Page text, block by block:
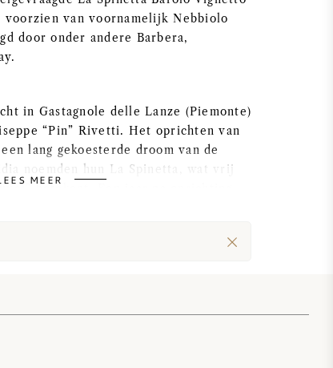
van voornamelijk Nebbiolo
door onder andere Barbera,
in Gastagnole delle Lanze (Piemonte)
“Pin” Rivetti. Het oprichten van
lang gekoesterde droom van de
noemden hun La Spinetta, wat vrij
MEER